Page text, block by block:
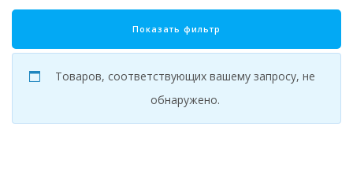
Товаров, соответствующих вашему запросу, не
обнаружено.
Показать фильтр